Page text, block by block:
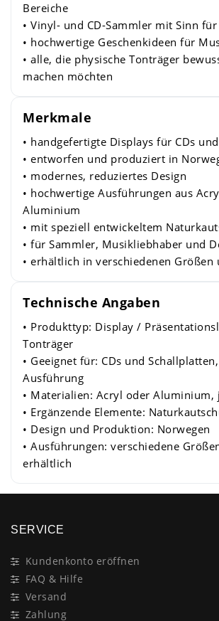
Bereiche
• Vinyl- und CD-Sammler mit Sinn für
• hochwertige Geschenkideen für
• alle, die physische Tonträger
machen möchten
Merkmale
• handgefertigte Displays für CDs
• entworfen und produziert in
• modernes, reduziertes Design
• hochwertige Ausführungen aus
Aluminium
• mit speziell entwickeltem
• für Sammler, Musikliebhaber und
• erhältlich in verschiedenen Größen
Technische Angaben
• Produkttyp: Display /
Tonträger
• Geeignet für: CDs und
Ausführung
• Materialien: Acryl oder Aluminium,
• Ergänzende Elemente:
• Design und Produktion: Norwegen
• Ausführungen: verschiedene
erhältlich
SERVICE
Kundenkonto eröffnen
FAQ & Hilfe
Versand
Zahlung